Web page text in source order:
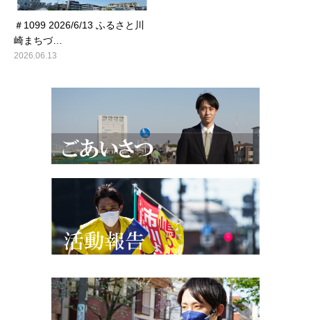
＃1099 2026/6/13 ふるさと川
崎まちづ…
2026.06.13